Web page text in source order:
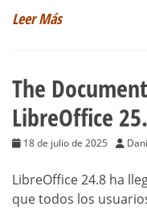
Leer Más
The
LibreOffice
18 de julio de 2025
LibreOffice 24.8 ha
que todos los